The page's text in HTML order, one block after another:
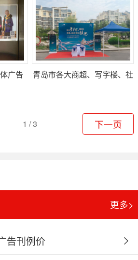
广告
青岛市各大商超、写字楼、社
1 / 3 下一页
更多>
告刊例价